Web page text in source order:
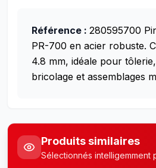
Référence : 280595700
PR-700 en acier robuste.
4.8 mm, idéale pour
bricolage et assemblages
Produits similaires
Sélectionnés intelligemment